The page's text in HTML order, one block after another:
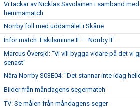
Vi tackar av Nicklas Savolainen i samband
hemmamatch
Norrby föll med uddamålet i Skåne
Inför match: Eskilsminne IF – Norrby IF
Marcus Översjö: "Vi vill bygga vidare på det vi
senast"
Nära Norrby S03E04: "Det stannar inte idag
Bilder från måndagens segermatch
TV: Se målen från måndagens seger